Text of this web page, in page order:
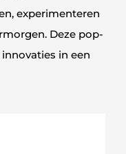
experimenteren
Deze pop-
in een